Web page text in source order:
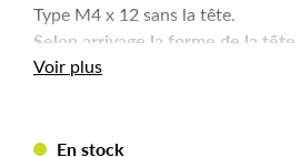
Type M4 x 12 sans la tête.
Selon arrivage la forme de la tête
Voir plus
En stock